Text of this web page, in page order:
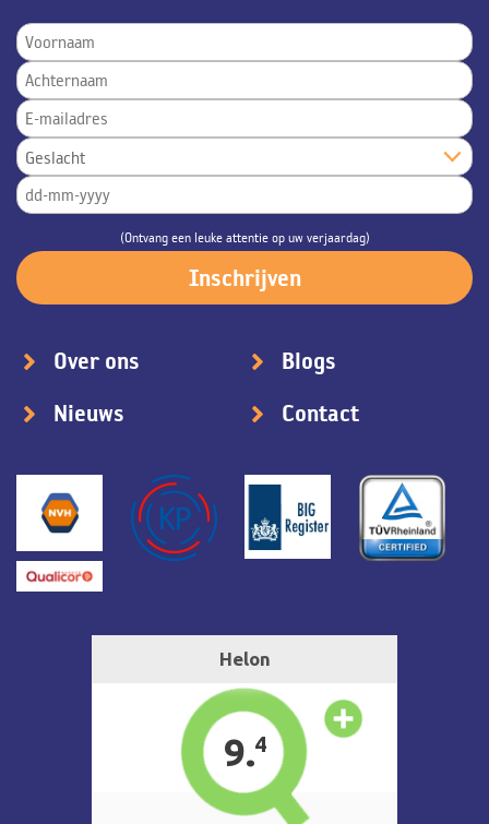
(Ontvang een leuke attentie op uw verjaardag)
Over ons
Blogs
Nieuws
Contact